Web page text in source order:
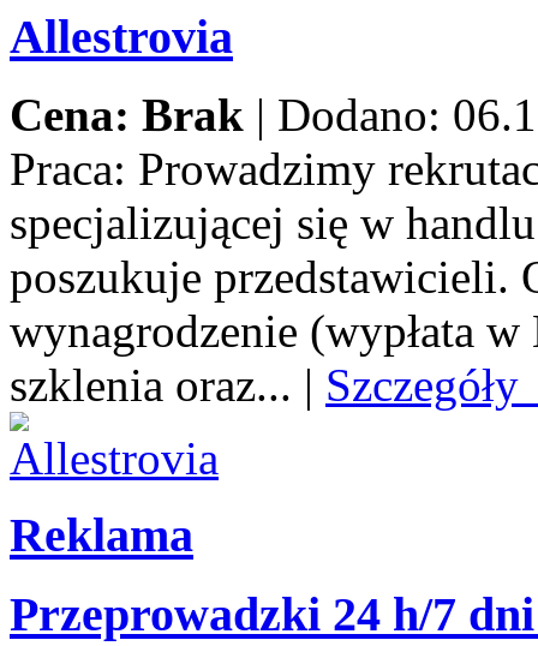
Allestrovia
Cena: Brak | Dodano:
Praca: Prowadzimy
specjalizującej się w
poszukuje przedstawicieli.
wynagrodzenie (wypłata
szklenia oraz... |
Reklama
Przeprowadzki 24 h/7